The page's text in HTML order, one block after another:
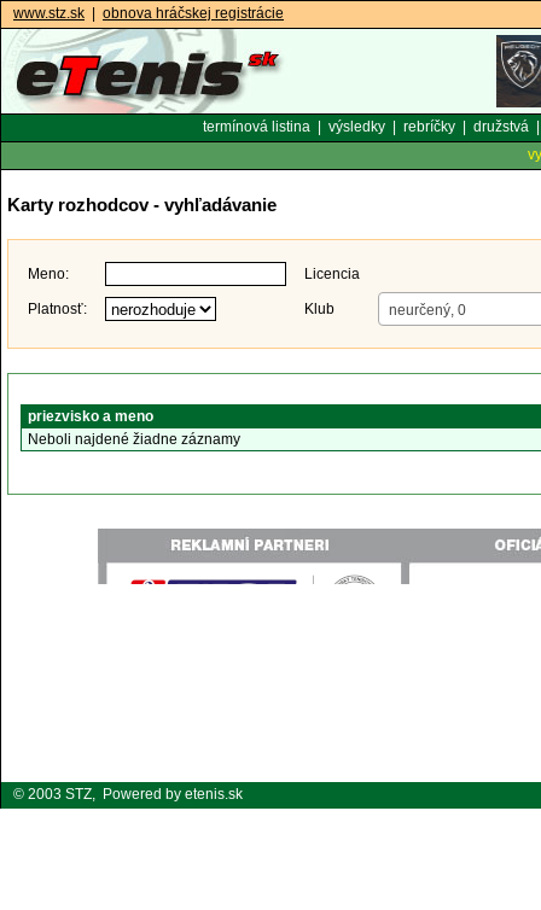
www.stz.sk obnova hráčskej registrácie
termínová listina| výsledky| rebríčky| družstvá
Karty rozhodcov - vyhľadávanie
Meno: Licencia
Platnosť: Klub neurčený, 0
priezvisko a meno
Neboli najdené žiadne záznamy
© 2003 STZ, Powered by etenis.sk